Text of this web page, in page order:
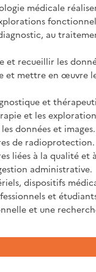
médicale
au
et recueillir les
et mettre en œuvre
et
et les
données et images.
de radioprotection.
liées à la qualité et
administrative.
dispositifs
et
et une